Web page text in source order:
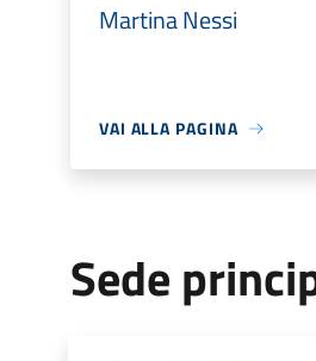
Martina Nessi
VAI ALLA PAGINA
Sede